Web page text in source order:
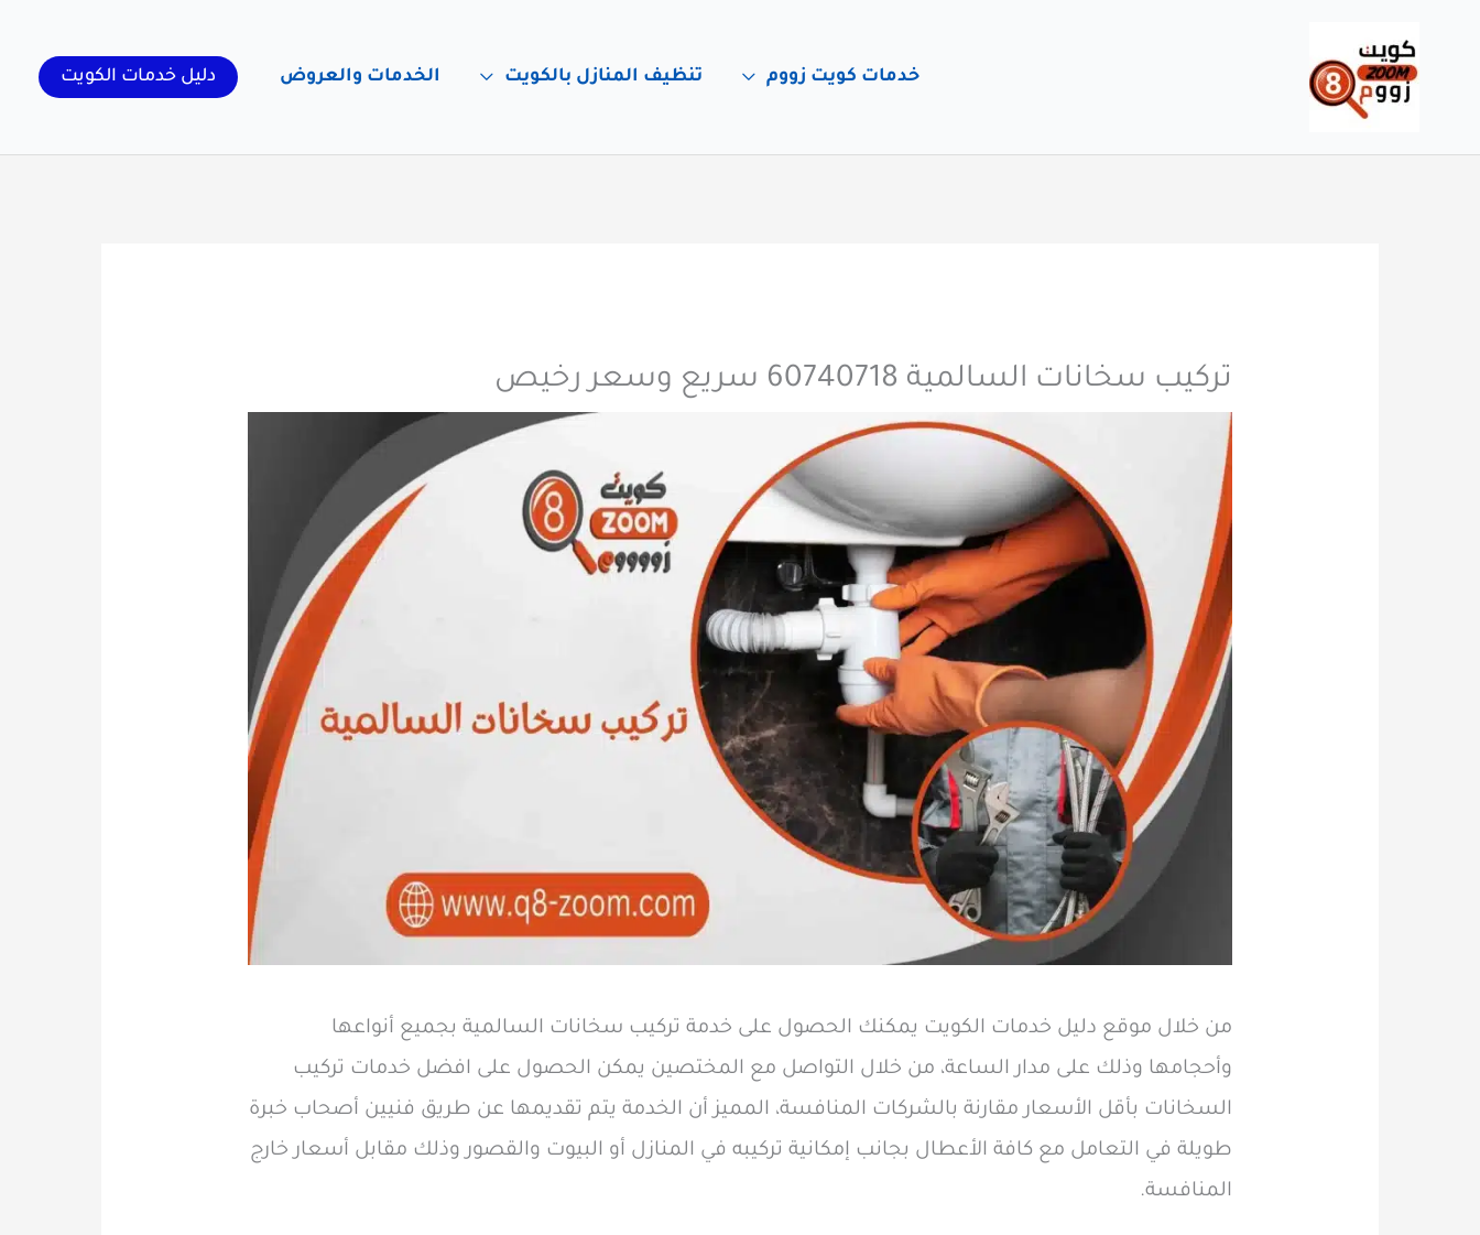
المحتوى
خدمات كويت زووم تنظيف المنازل بالكويت الخدمات والعروض دليل خدمات الكويت
تركيب سخانات السالمية 60740718 سريع وسعر رخيص
من خلال موقع دليل خدمات الكويت يمكنك الحصول على خدمة تركيب سخانات السالمية بجميع أنواعها
وأحجامها وذلك على مدار الساعة، من خلال التواصل مع المختصين يمكن الحصول على افضل خدمات تركيب
السخانات بأقل الأسعار مقارنة بالشركات المنافسة، المميز أن الخدمة يتم تقديمها عن طريق فنيين أصحاب خبرة
طويلة في التعامل مع كافة الأعطال بجانب إمكانية تركيبه في المنازل أو البيوت والقصور وذلك مقابل أسعار خارج
المنافسة.